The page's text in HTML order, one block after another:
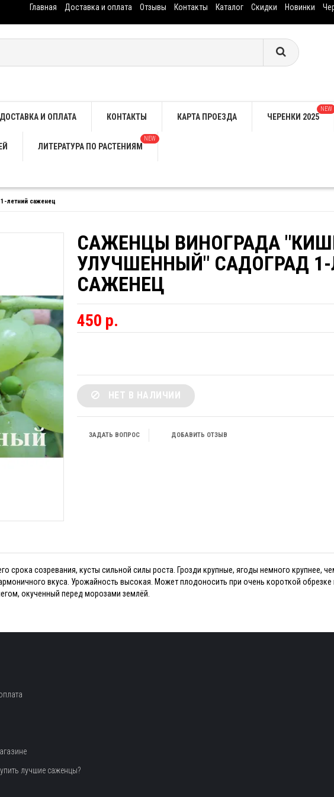
Главная Доставка и оплата Отзывы Контакты Каталог Скидки Новинки
ДОСТАВКА И ОПЛАТА КОНТАКТЫ КАРТА ПРОЕЗДА ЧЕРЕНКИ 2025
NEW
ЛИТЕРАТУРА ПО РАСТЕНИЯМ
NEW
летний саженец
САЖЕНЦЫ ВИНОГРАДА
УЛУЧШЕННЫЙ" САДОГРАД
САЖЕНЕЦ
450 р.
НЕТ В НАЛИЧИИ
ЗАДАТЬ ВОПРОС ДОБАВИТЬ ОТЗЫВ
созревания, кусты сильной силы роста. Грозди крупные, ягоды немного крупнее,
вкуса. Урожайность высокая. Может плодоносить при очень короткой обрезке
окученный перед морозами землёй.
лучшие саженцы?